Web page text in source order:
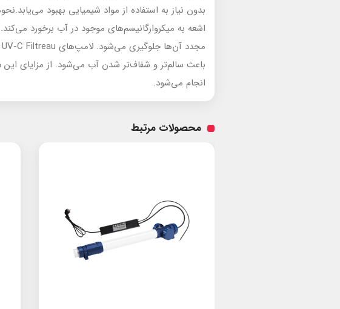
باعث سالم‌تر و شفاف‌تر شدن آب می‌شود. از مزایای این
انجام می‌شود.
محصولات مرتبط